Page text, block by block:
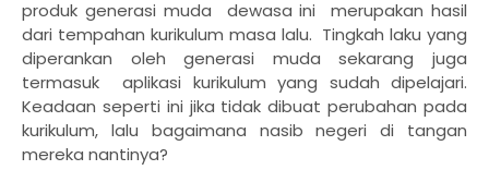
produk generasi muda
dewasa ini
merupakan hasil
dari tempahan kurikulum masa lalu. Tingkah laku yang
diperankan oleh generasi muda sekarang juga
termasuk
aplikasi kurikulum yang sudah dipelajari.
Keadaan seperti ini jika tidak dibuat perubahan pada
kurikulum, lalu bagaimana nasib negeri di tangan
mereka nantinya?